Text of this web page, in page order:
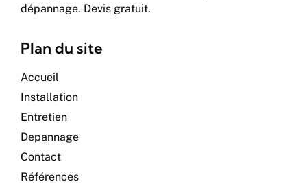
dépannage. Devis gratuit.
Plan du site
Accueil
Installation
Entretien
Depannage
Contact
Références